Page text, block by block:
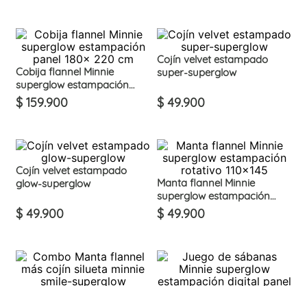
Cobija flannel Minnie
superglow estampación
panel 180x 220 cm
$ 159.900
Cojín velvet estampado
super-superglow
$ 49.900
Cojín velvet estampado
glow-superglow
$ 49.900
Manta flannel Minnie
superglow estampación
rotativo 110x145
$ 49.900